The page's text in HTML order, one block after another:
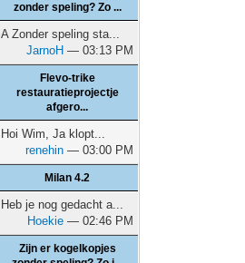
zonder speling? Zo ...
A Zonder speling sta...
JarnoH — 03:13 PM
Flevo-trike
restauratieprojectje
afgero...
Hoi Wim, Ja klopt...
renehin — 03:00 PM
Milan 4.2
Heb je nog gedacht a...
Hoekie — 02:46 PM
Zijn er kogelkopjes